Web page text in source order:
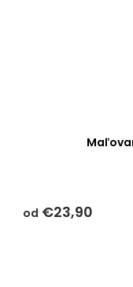
od €23,90